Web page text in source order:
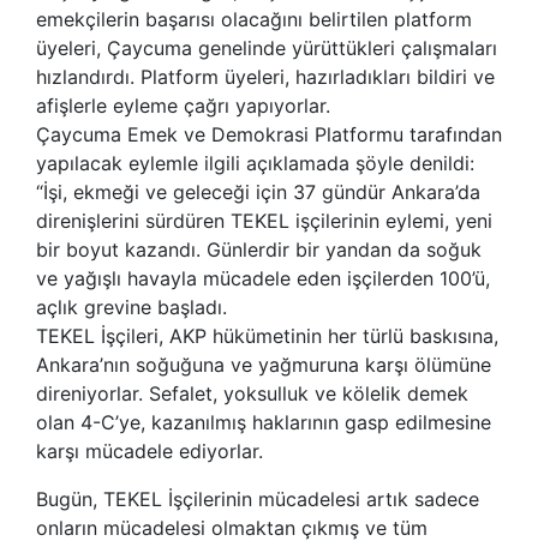
emekçilerin başarısı olacağını belirtilen platform
üyeleri, Çaycuma genelinde yürüttükleri çalışmaları
hızlandırdı. Platform üyeleri, hazırladıkları bildiri ve
afişlerle eyleme çağrı yapıyorlar.
Çaycuma Emek ve Demokrasi Platformu tarafından
yapılacak eylemle ilgili açıklamada şöyle denildi:
“İşi, ekmeği ve geleceği için 37 gündür Ankara’da
direnişlerini sürdüren TEKEL işçilerinin eylemi, yeni
bir boyut kazandı. Günlerdir bir yandan da soğuk
ve yağışlı havayla mücadele eden işçilerden 100’ü,
açlık grevine başladı.
TEKEL İşçileri, AKP hükümetinin her türlü baskısına,
Ankara’nın soğuğuna ve yağmuruna karşı ölümüne
direniyorlar. Sefalet, yoksulluk ve kölelik demek
olan 4-C’ye, kazanılmış haklarının gasp edilmesine
karşı mücadele ediyorlar.
Bugün, TEKEL İşçilerinin mücadelesi artık sadece
onların mücadelesi olmaktan çıkmış ve tüm